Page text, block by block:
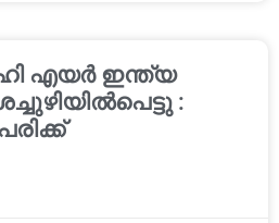
എയര്‍ ഇന്ത്യ
: